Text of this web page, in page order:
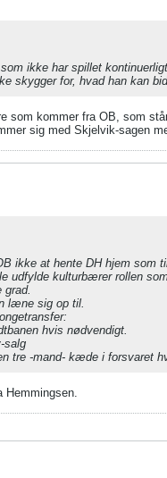
ikke har spillet
skygger for, hvad han kan
som kommer fra OB, som
sig med Skjelvik-sagen
ikke at hente DH hjem som
udfylde kulturbærer rollen
læne sig op til.
hvis nødvendigt.
salg
tre -mand- kæde i forsvaret
Hemmingsen.